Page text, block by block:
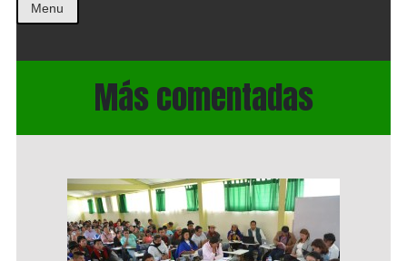
Menu
Más comentadas